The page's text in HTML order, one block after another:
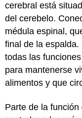
cerebral está
del cerebelo.
médula espinal,
final de la
todas las
para mantenerse
alimentos y que
Parte de la